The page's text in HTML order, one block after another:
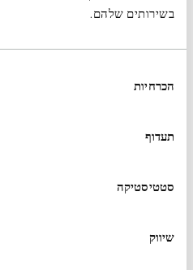
בשירותים שלהם.
הסכמה
הכרחיות
תעדוף
סטטיסטיקה
שיווק
так скажи сынам
отцов ваших, Бог
и вот память обо Мне
настоящего имени. Он